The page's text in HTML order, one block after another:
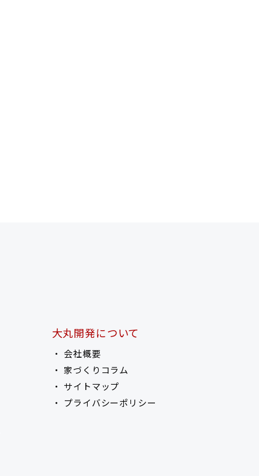
大丸開発について
会社概要
家づくりコラム
サイトマップ
プライバシーポリシー